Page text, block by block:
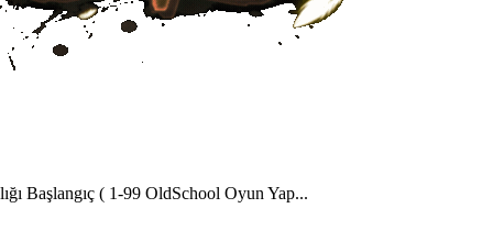
Başlangıç ( 1-99 OldSchool Oyun Yap...